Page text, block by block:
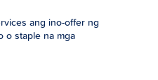
ang ino-offer ng
o staple na mga